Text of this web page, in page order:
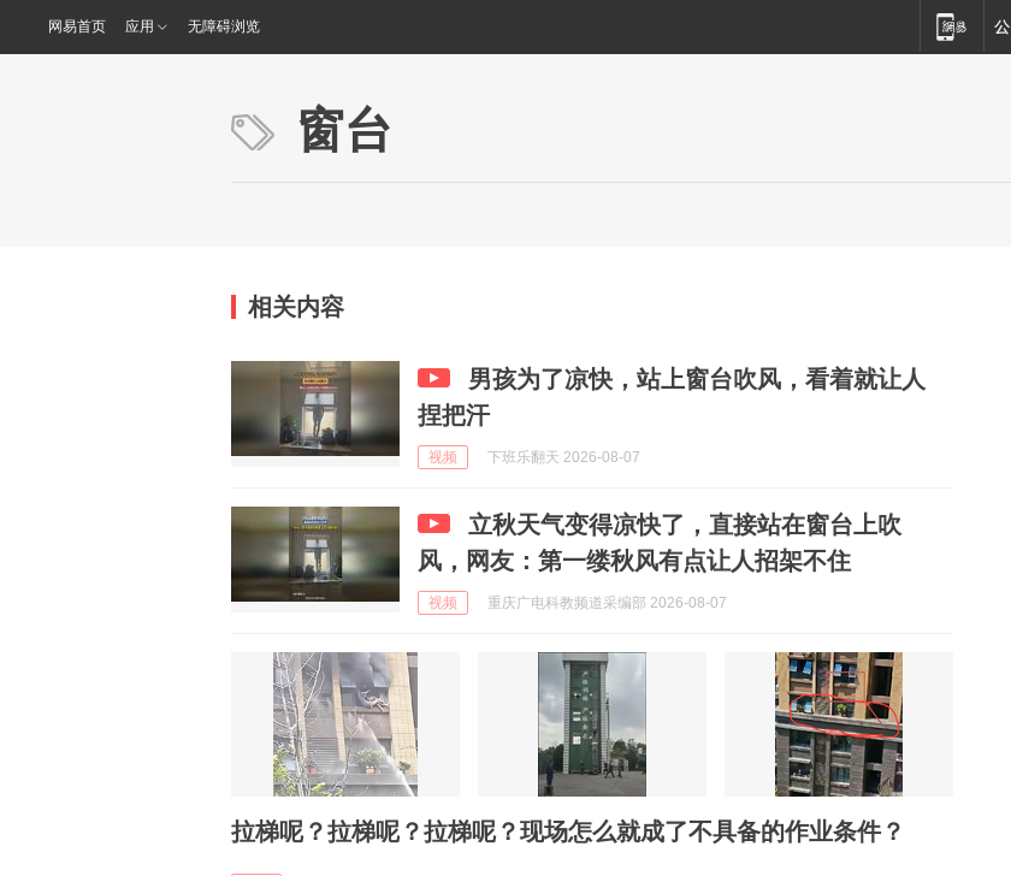
网易首页 应用 无障碍浏览
窗台
相关内容
男孩为了凉快，站上窗台吹风，看着就让人
捏把汗
视频 下班乐翻天 2026-08-07
立秋天气变得凉快了，直接站在窗台上吹
风，网友：第一缕秋风有点让人招架不住
视频 重庆广电科教频道采编部 2026-08-07
拉梯呢？拉梯呢？拉梯呢？现场怎么就成了不具备的作业条件？